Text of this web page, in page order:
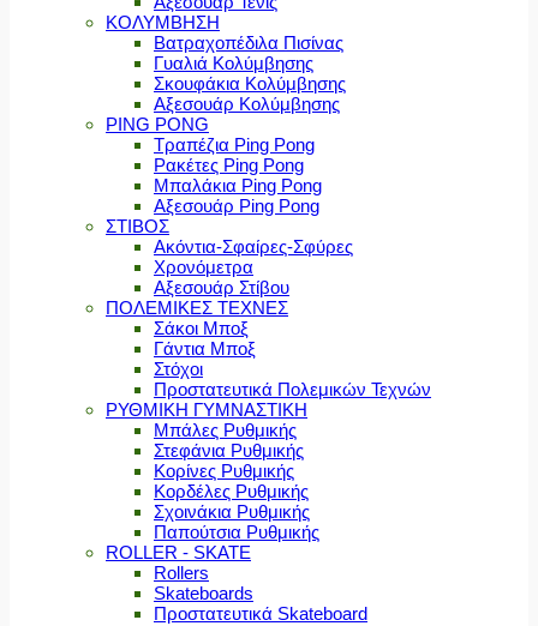
ΚΟΛΥΜΒΗΣΗ
Βατραχοπέδιλα Πισίνας
Γυαλιά Κολύμβησης
Σκουφάκια Κολύμβησης
Αξεσουάρ Κολύμβησης
PING PONG
Τραπέζια Ping Pong
Ρακέτες Ping Pong
Μπαλάκια Ping Pong
Αξεσουάρ Ping Pong
ΣΤΙΒΟΣ
Ακόντια-Σφαίρες-Σφύρες
Χρονόμετρα
Αξεσουάρ Στίβου
ΠΟΛΕΜΙΚΕΣ ΤΕΧΝΕΣ
Σάκοι Μποξ
Γάντια Μποξ
Στόχοι
Προστατευτικά Πολεμικών Τεχνών
ΡΥΘΜΙΚΗ ΓΥΜΝΑΣΤΙΚΗ
Μπάλες Ρυθμικής
Στεφάνια Ρυθμικής
Κορίνες Ρυθμικής
Κορδέλες Ρυθμικής
Σχοινάκια Ρυθμικής
Παπούτσια Ρυθμικής
ROLLER - SKATE
Rollers
Skateboards
Προστατευτικά Skateboard